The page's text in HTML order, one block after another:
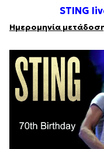
STING
Ημερομηνία